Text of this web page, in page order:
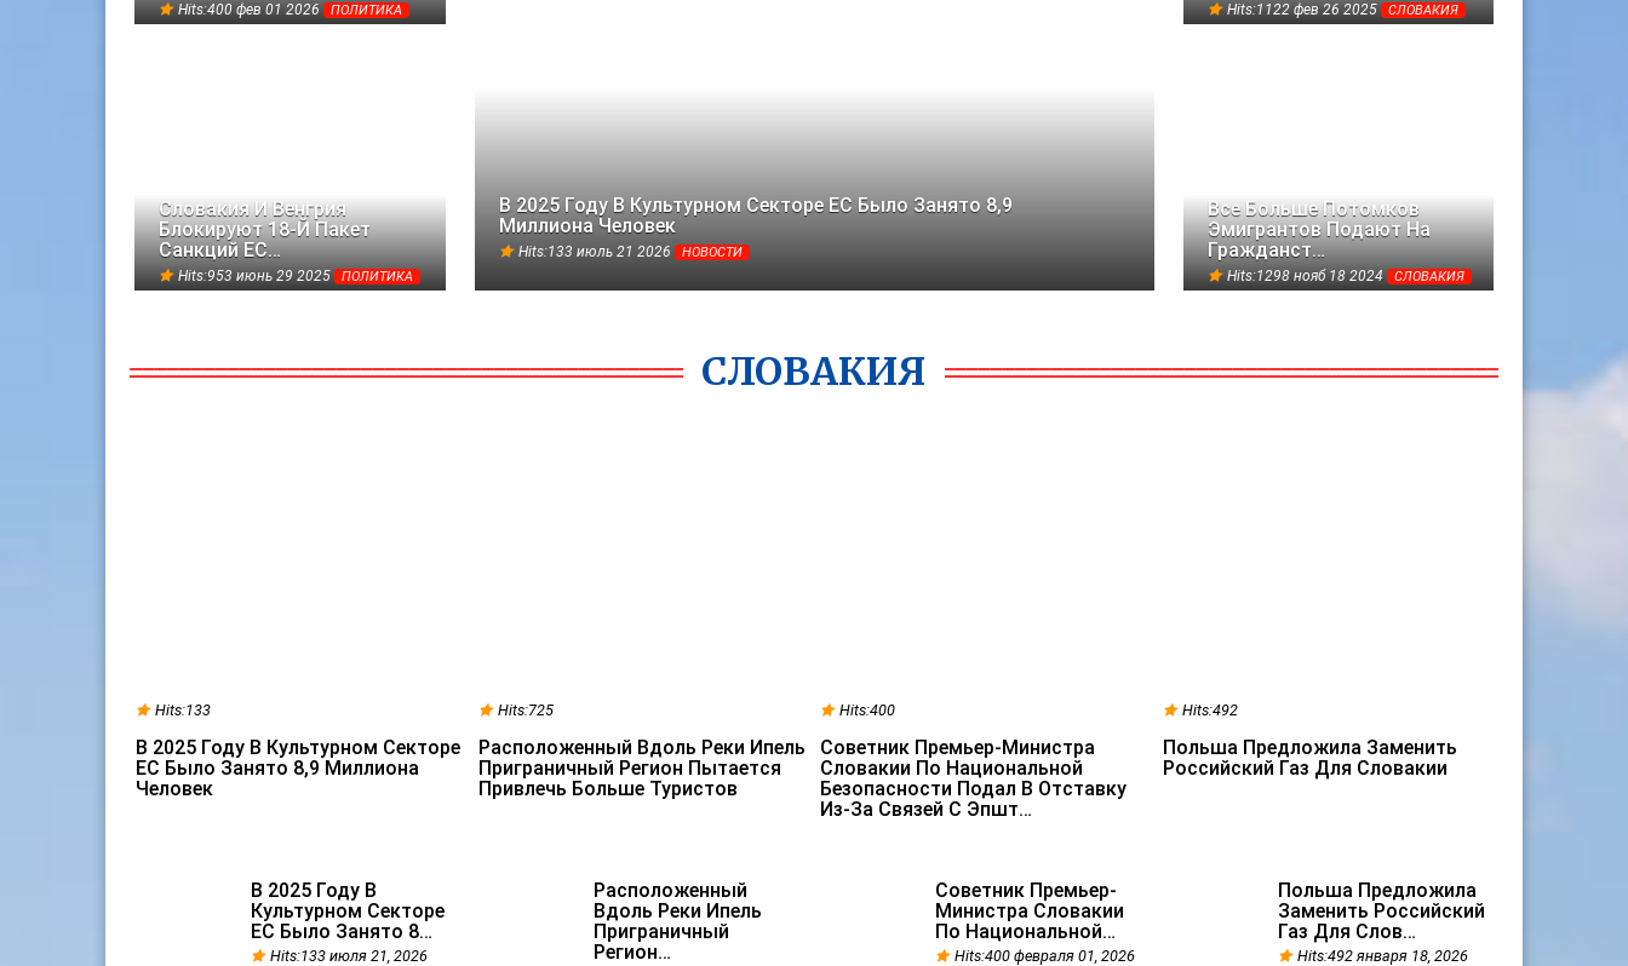
Hits:400 фев 01 2026 ПОЛИТИКА
Словакия И Венгрия
Блокируют 18-Й Пакет
Санкций ЕС…
Hits:953 июнь 29 2025 ПОЛИТИКА
В 2025 Году В Культурном Секторе ЕС Было Занято 8,9
Миллиона Человек
Hits:133 июль 21 2026 НОВОСТИ
Hits:1122 фев 26 2025 СЛОВАКИЯ
Все Больше Потомков
Эмигрантов Подают На
Гражданст…
Hits:1298 нояб 18 2024 СЛОВАКИЯ
СЛОВАКИЯ
Hits:133
В 2025 Году В Культурном Секторе
ЕС Было Занято 8,9 Миллиона
Человек
Hits:725
Расположенный Вдоль Реки Ипель
Приграничный Регион Пытается
Привлечь Больше Туристов
Hits:400
Советник Премьер-Министра
Словакии По Национальной
Безопасности Подал В Отставку
Из-За Связей С Эпшт…
Hits:492
Польша Предложила Заменить
Российский Газ Для Словакии
В 2025 Году В
Культурном Секторе
ЕС Было Занято 8…
Hits:133 июля 21, 2026
Расположенный
Вдоль Реки Ипель
Приграничный
Регион…
Советник Премьер-
Министра Словакии
По Национальной…
Hits:400 февраля 01, 2026
Польша Предложила
Заменить Российский
Газ Для Слов…
Hits:492 января 18, 2026